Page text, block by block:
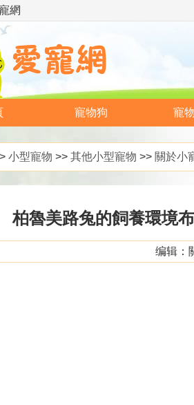
網
寵物狗 寵
小型寵物 >> 其他小型寵物 >> 關於小
柏魯美路兔的飼養環境
编辑：